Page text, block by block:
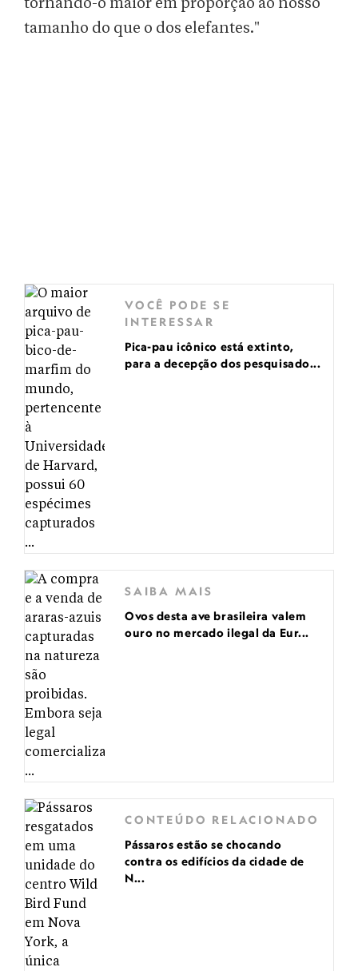
tornando-o maior em proporção ao nosso
tamanho do que o dos elefantes."
VOCÊ PODE SE
INTERESSAR
Pica-pau icônico está extinto,
para a decepção dos pesquisado...
SAIBA MAIS
Ovos desta ave brasileira valem
ouro no mercado ilegal da Eur...
CONTEÚDO RELACIONADO
Pássaros estão se chocando
contra os edifícios da cidade de
N...